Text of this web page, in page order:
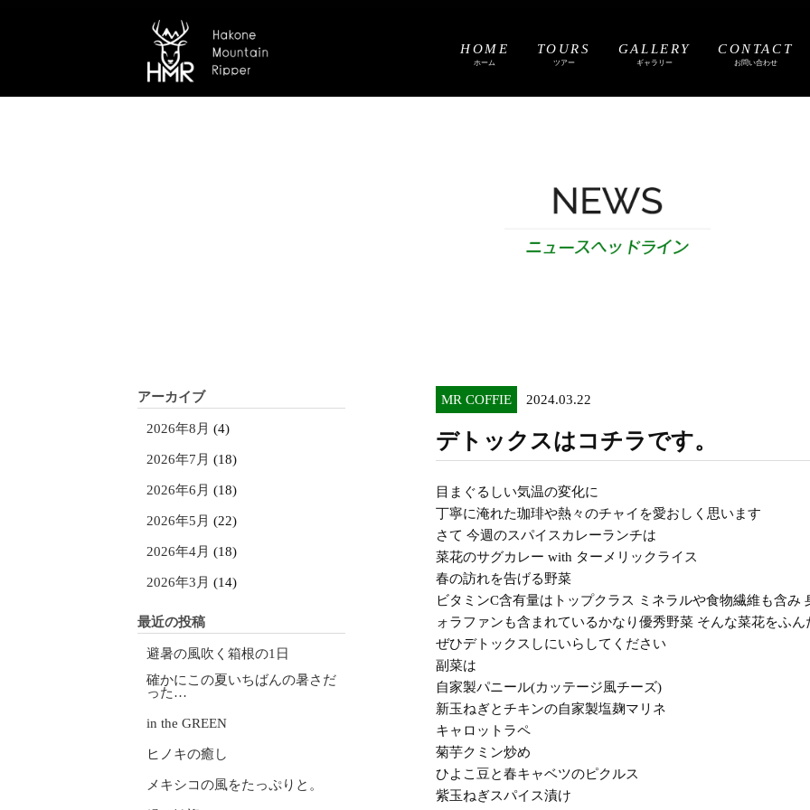
HOME
ホーム
TOURS
ツアー
GALLERY
ギャラリー
CONTACT
お問い合わせ
アーカイブ
2026年8月 (4)
2026年7月 (18)
2026年6月 (18)
2026年5月 (22)
2026年4月 (18)
2026年3月 (14)
最近の投稿
避暑の風吹く箱根の1日
確かにこの夏いちばんの暑さだ
った…
in the GREEN
ヒノキの癒し
メキシコの風をたっぷりと。
MR COFFIE 2024.03.22
デトックスはコチラです。
目まぐるしい気温の変化に
丁寧に淹れた珈琲や熱々のチャイを愛おしく思います
さて 今週のスパイスカレーランチは
菜花のサグカレー with ターメリックライス
春の訪れを告げる野菜
ビタミンC含有量はトップクラス ミネラルや食物繊維も含
ォラファンも含まれているかなり優秀野菜 そんな菜花をふ
ぜひデトックスしにいらしてください
副菜は
自家製パニール(カッテージ風チーズ)
新玉ねぎとチキンの自家製塩麹マリネ
キャロットラペ
菊芋クミン炒め
ひよこ豆と春キャベツのピクルス
紫玉ねぎスパイス漬け